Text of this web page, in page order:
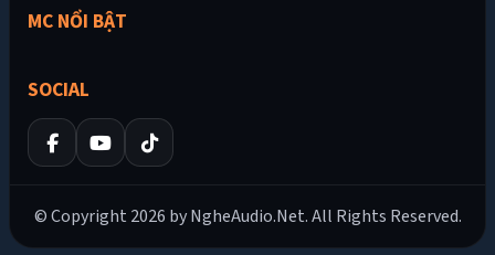
MC NỔI BẬT
SOCIAL
© Copyright 2026 by NgheAudio.Net. All Rights Reserved.